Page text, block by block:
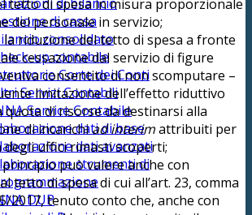
di bilancio
di cassa
consolidato
up contabile
Corte dei Conti
Servizi Contabili
Service Contabile
dati di base
dati avanzati
strumenti di
DUP
tetto di spesa in misura proporzionale
del personale in servizio;
la riduzione del tetto di spesa a fronte
cessazione dal servizio di figure
consentito di non scomputare –
limitazione dell’effetto riduttivo
quota di risorse da destinarsi alla
di incarichiad interimattribuiti per
uffici rimasti scoperti;
può valere anche con
tetto di spesa di cui all’art. 23, comma
2017, tenuto conto che, anche con